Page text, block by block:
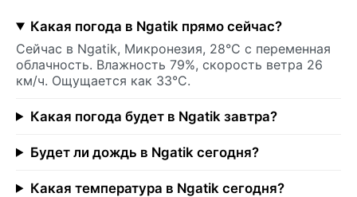
Какая погода в Ngatik прямо сейчас?
Сейчас в Ngatik, Микронезия, 28°C с переменная
облачность. Влажность 79%, скорость ветра 26
км/ч. Ощущается как 33°C.
Какая погода будет в Ngatik завтра?
Будет ли дождь в Ngatik сегодня?
Какая температура в Ngatik сегодня?